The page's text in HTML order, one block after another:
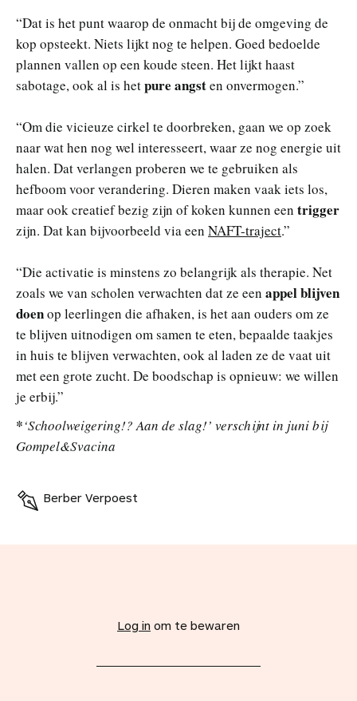
“Dat is het punt waarop de onmacht bij de omgeving de
kop opsteekt. Niets lijkt nog te helpen. Goed bedoelde
plannen vallen op een koude steen. Het lijkt haast
sabotage, ook al is hetpure angsten onvermogen.”
“Om die vicieuze cirkel te doorbreken, gaan we op zoek
naar wat hen nog wel interesseert, waar ze nog energie uit
halen. Dat verlangen proberen we te gebruiken als
hefboom voor verandering. Dieren maken vaak iets los,
maar ook creatief bezig zijn of koken kunnen een trigger
zijn. Dat kan bijvoorbeeld via een NAFT-traject.”
“Die activatie is minstens zo belangrijk als therapie. Net
zoals we van scholen verwachten dat ze een appel blijven
doenop leerlingen die afhaken, is het aan ouders om ze
te blijven uitnodigen om samen te eten, bepaalde taakjes
in huis te blijven verwachten, ook al laden ze de vaat uit
met een grote zucht. De boodschap is opnieuw: we willen
je erbij.”
*‘Schoolweigering!? Aan de slag!’ verschijnt in juni bij
Gompel&Svacina
Berber Verpoest
g
i
Log in om te bewaren